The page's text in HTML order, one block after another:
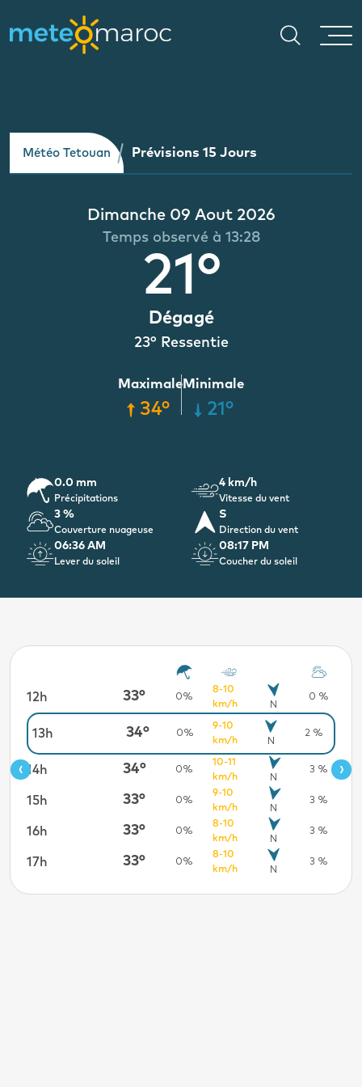
Météo Tetouan Prévisions 15 Jours
Dimanche 09 Aout 2026
Temps observé à 13:28
21°
Dégagé
23° Ressentie
Maximale
34°
Minimale
21°
0.0 mm
Précipitations
4 km/h
Vitesse du vent
3 %
Couverture nuageuse
S
Direction du vent
06:36 AM
Lever du soleil
08:17 PM
Coucher du soleil
0 %
12h 33° 0%
8-10
km/h
N
0 %
13h 34° 0%
9-10
km/h
N
2 %
14h 34° 0%
10-11
km/h
N
3 %
15h 33° 0%
9-10
km/h
N
3 %
16h 33° 0%
8-10
km/h
N
3 %
17h 33° 0%
8-10
km/h
N
3 %
20h
‹ ›